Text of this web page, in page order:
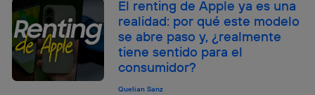
El renting de Apple ya es una
realidad: por qué este modelo
se abre paso y, ¿realmente
tiene sentido para el
consumidor?
Quelian Sanz